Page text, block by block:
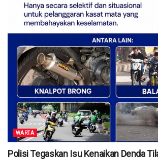
WARTA
Polisi Tegaskan Isu Kenaikan Denda